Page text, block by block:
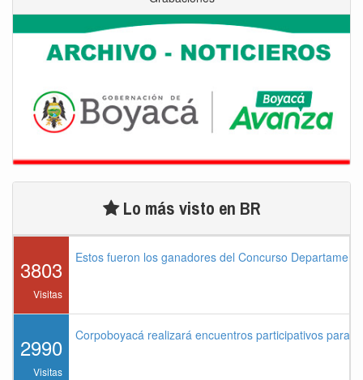
Lo más visto en BR
3803
Visitas
Estos fueron los ganadores del Concurso
2990
Visitas
Corpoboyacá realizará encuentros participativos para